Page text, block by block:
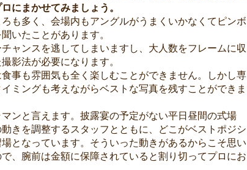
にまかせてみましょう。
も多く、会場内もアングルがうまくいかなくてピンボ
いたことがあります。
ャンスを逃してしまいますし、大人数をフレームに収
影法が必要になります。
事も雰囲気も全く楽しむことができません。しかし専
ミングも考えながらベストな写真を残すことができま
ンと言えます。披露宴の予定がない平日昼間の式場
きを調整するスタッフとともに、どこがベストポジシ
となっています。そういった動きがあるからこそ思い
、腕前は金額に保障されていると割り切ってプロにお